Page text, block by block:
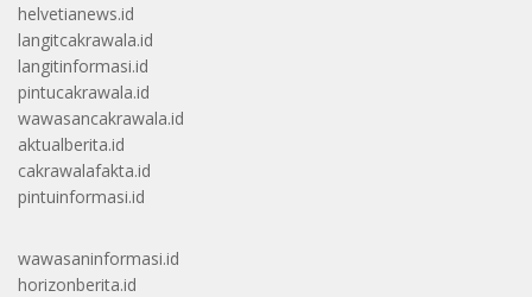
helvetianews.id
langitcakrawala.id
langitinformasi.id
pintucakrawala.id
wawasancakrawala.id
aktualberita.id
cakrawalafakta.id
pintuinformasi.id
wawasaninformasi.id
horizonberita.id